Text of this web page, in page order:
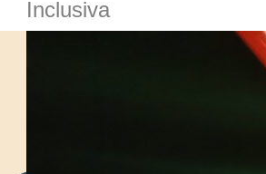
Inclusiva